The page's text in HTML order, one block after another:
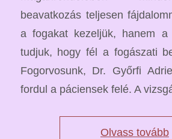
beavatkozás teljesen
a fogakat kezeljük, hanem a
tudjuk, hogy fél a fogászati
Fogorvosunk, Dr. Győrfi
fordul a páciensek felé. A
Olvass tovább